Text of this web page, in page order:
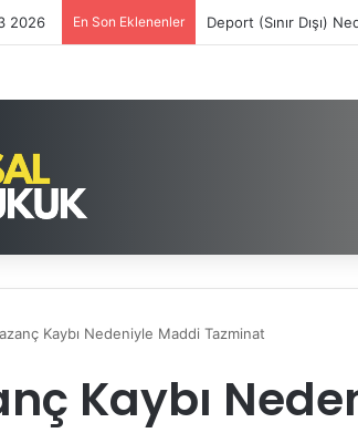
2026 En Son Eklenenler Deport (Sınır Dışı)
Kaybı Nedeniyle Maddi Tazminat
Kaybı